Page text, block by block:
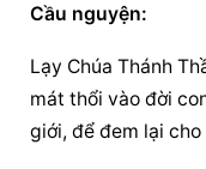
Cầu nguyện:
Lạy Chúa Thánh
mát thổi vào đời
giới, để đem lại